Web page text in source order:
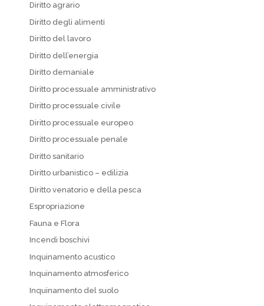
Diritto agrario
Diritto degli alimenti
Diritto del lavoro
Diritto dell’energia
Diritto demaniale
Diritto processuale amministrativo
Diritto processuale civile
Diritto processuale europeo
Diritto processuale penale
Diritto sanitario
Diritto urbanistico – edilizia
Diritto venatorio e della pesca
Espropriazione
Fauna e Flora
Incendi boschivi
Inquinamento acustico
Inquinamento atmosferico
Inquinamento del suolo